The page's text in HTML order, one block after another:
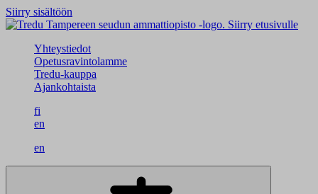
Siirry sisältöön
Siirry etusivulle
Yhteystiedot
Opetusravintolamme
Tredu-kauppa
Ajankohtaista
fi
en
en